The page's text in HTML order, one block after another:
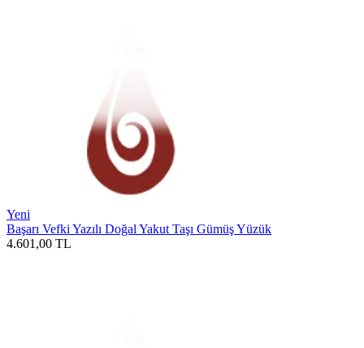
Yeni
Başarı Vefki Yazılı Doğal Yakut Taşı Gümüş Yüzük
4.601,00 TL